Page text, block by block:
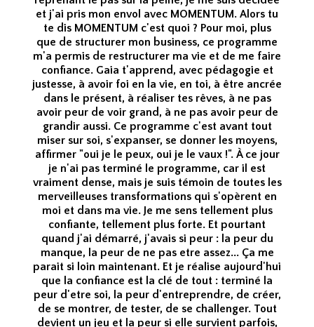
et j'ai pris mon envol avec MOMENTUM. Alors tu
te dis MOMENTUM c'est quoi ? Pour moi, plus
que de structurer mon business, ce programme
m'a permis de restructurer ma vie et de me faire
confiance. Gaia t'apprend, avec pédagogie et
justesse, à avoir foi en la vie, en toi, à être ancrée
dans le présent, à réaliser tes rêves, à ne pas
avoir peur de voir grand, à ne pas avoir peur de
grandir aussi. Ce programme c'est avant tout
miser sur soi, s'expanser, se donner les moyens,
affirmer "oui je le peux, oui je le vaux !". À ce jour
je n'ai pas terminé le programme, car il est
vraiment dense, mais je suis témoin de toutes les
merveilleuses transformations qui s'opèrent en
moi et dans ma vie. Je me sens tellement plus
confiante, tellement plus forte. Et pourtant
quand j'ai démarré, j'avais si peur : la peur du
manque, la peur de ne pas etre assez... Ça me
parait si loin maintenant. Et je réalise aujourd'hui
que la confiance est la clé de tout : terminé la
peur d'etre soi, la peur d'entreprendre, de créer,
de se montrer, de tester, de se challenger. Tout
devient un jeu et la peur si elle survient parfois,